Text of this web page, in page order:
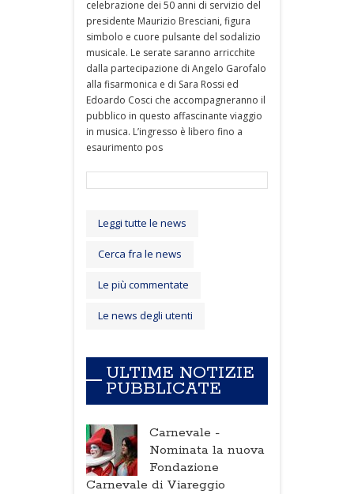
celebrazione dei 50 anni di servizio del
presidente Maurizio Bresciani, figura
simbolo e cuore pulsante del sodalizio
musicale. Le serate saranno arricchite
dalla partecipazione di Angelo Garofalo
alla fisarmonica e di Sara Rossi ed
Edoardo Cosci che accompagneranno il
pubblico in questo affascinante viaggio
in musica. L’ingresso è libero fino a
esaurimento pos
Leggi tutte le news
Cerca fra le news
Le più commentate
Le news degli utenti
ULTIME NOTIZIE
PUBBLICATE
Carnevale -
Nominata la nuova
Fondazione
Carnevale di Viareggio